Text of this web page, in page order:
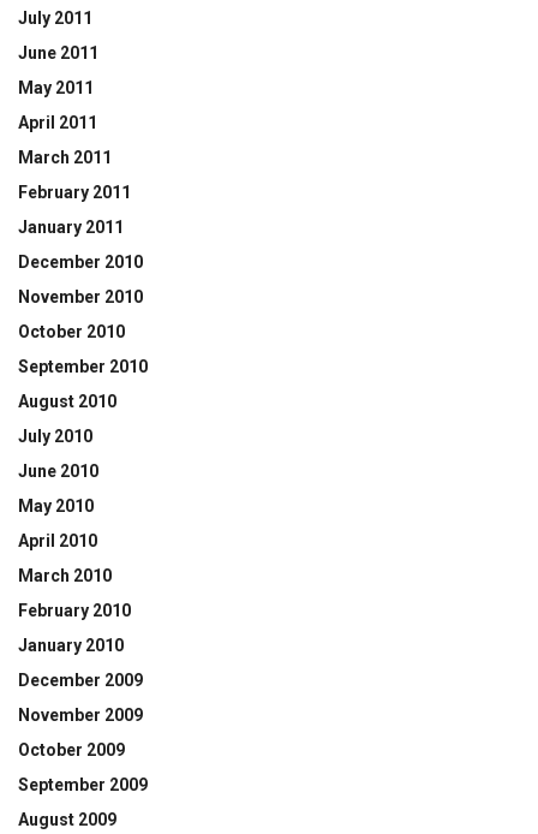
July 2011
June 2011
May 2011
April 2011
March 2011
February 2011
January 2011
December 2010
November 2010
October 2010
September 2010
August 2010
July 2010
June 2010
May 2010
April 2010
March 2010
February 2010
January 2010
December 2009
November 2009
October 2009
September 2009
August 2009